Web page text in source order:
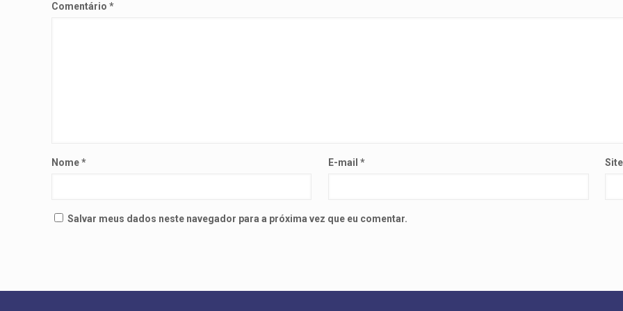
Comentário*
Nome* E-mail* Site
Salvar meus dados neste navegador para a próxima vez que eu comentar.